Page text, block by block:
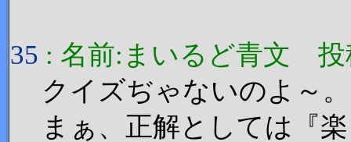
35 : 名前:まいるど青文 投
クイズぢゃないのよ～。
まぁ、正解としては『